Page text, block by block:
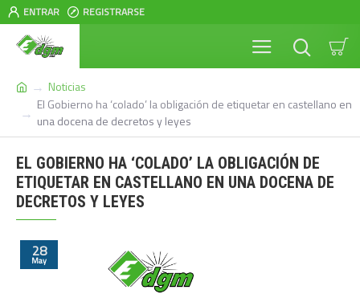
ENTRAR REGISTRARSE
Noticias
El Gobierno ha ‘colado’ la obligación de etiquetar en castellano en
una docena de decretos y leyes
EL GOBIERNO HA ‘COLADO’ LA OBLIGACIÓN DE
ETIQUETAR EN CASTELLANO EN UNA DOCENA DE
DECRETOS Y LEYES
28
May